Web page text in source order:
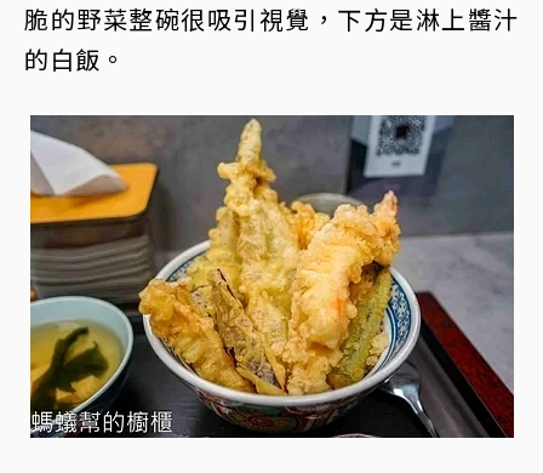
脆的野菜整碗很吸引視覺，下方是淋上醬汁
的白飯。